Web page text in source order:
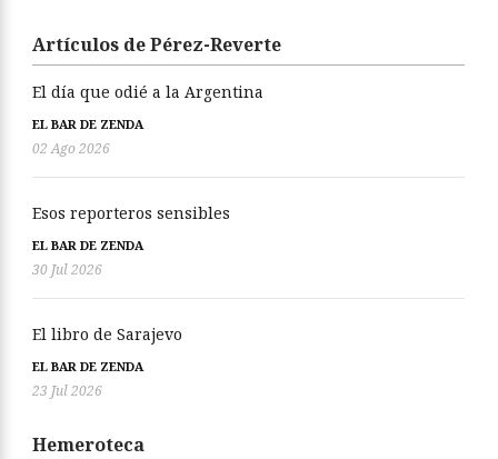
Artículos de Pérez-Reverte
El día que odié a la Argentina
EL BAR DE ZENDA
02 Ago 2026
Esos reporteros sensibles
EL BAR DE ZENDA
30 Jul 2026
El libro de Sarajevo
EL BAR DE ZENDA
23 Jul 2026
Hemeroteca